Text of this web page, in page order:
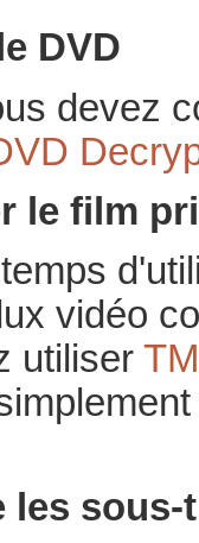
DVD
devez
le film
vidéo
utiliser
les sous-